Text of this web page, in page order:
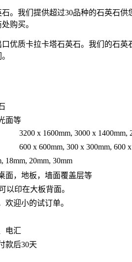
。我们提供超过30品种的石英石
购买。
优质卡拉卡塔石英石。我们的石
面等
3200 x 1600mm, 3000 x 1400mm,
600 x 600mm, 300 x 300mm, 600
18mm, 20mm, 30mm
面，地板，墙面覆盖层等
以印在大板背面。
欢迎小的试订单。
电汇
款后30天